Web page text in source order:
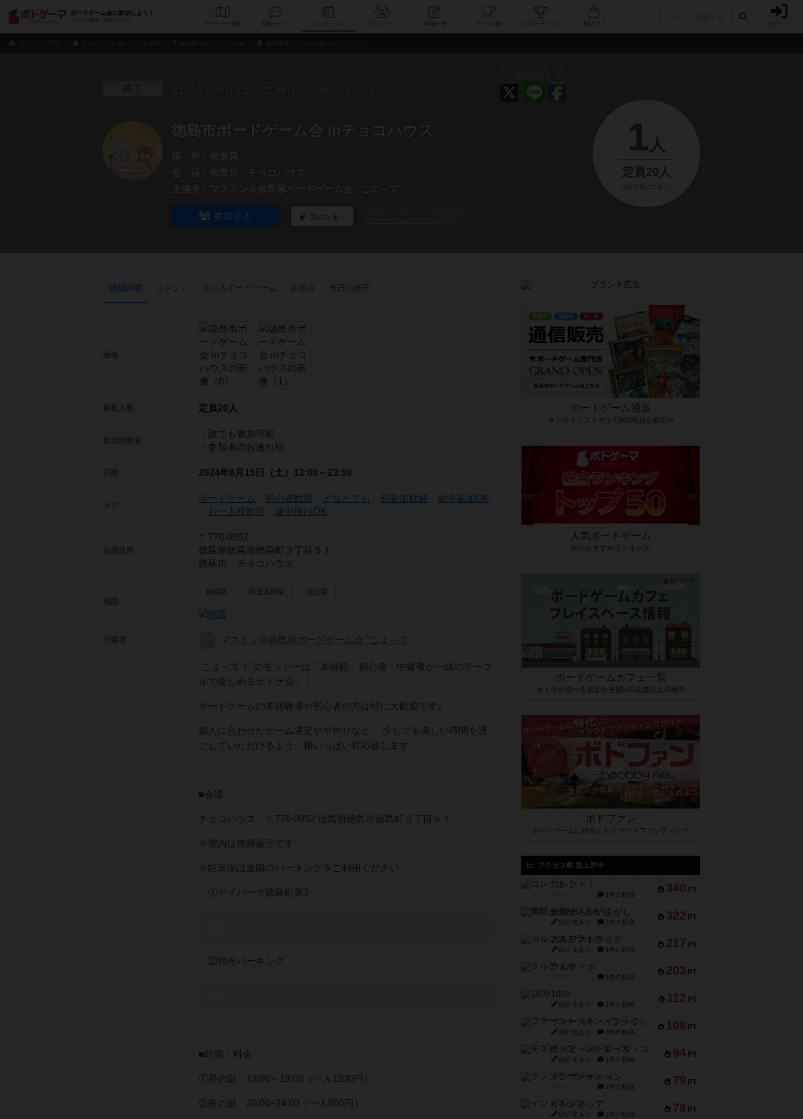
ボードゲーム会に参加しよう！
イベント作成・参加サービス
データベース 新着レビュー コミュニティ 人気ボードゲーム ログイン
徳島市ボードゲーム会 inチョコハウス
場 所：
徳島県
会 場：
徳島市 チョコハウス
主催者：
マスミン＠徳島県ボードゲーム会 "こよ～て"
参加する 気になる！
1 人
定員20人
（0人が気になる！）
詳細内容
定員20人
・誰でも参加可能
・参加者のお連れ様
2024年6月15日（土） 13:00～23:59
ボードゲーム 初心者歓迎 どなたでも 初参加歓迎
途中参加OK
お一人様歓迎 途中抜けOK
〒770-0852
徳島県徳島市徳島町３丁目５１
徳島市 チョコハウス
徳島駅 阿波富田駅 佐古駅
マスミン＠徳島県ボードゲーム会 "こよ～て"
"こよ～て！"のモットーは「未経験・初心者・中級者が一緒のテーブ
ルで楽しめるボドゲ会」！
ボードゲームの未経験者や初心者の方は特に大歓迎です♪
個人に合わせたゲーム選定や卓作りなど、 少しでも楽しい時間を過
ごしていただけるよう、精いっぱい対応致します。
■会場
チョコハウス 〒770-0852 徳島県徳島市徳島町３丁目５１
※室内は禁煙厳守です
※駐車場は近隣のパーキングをご利用ください
①デイパーク徳島町第3
②和光パーキング
■時間・料金
①昼の部 13:00～19:00（一人1200円）
②夜の部 20:00~24:00（一人800円）
ボードゲーム通販
オンラインストアで7,500商品を販売中
人気ボードゲーム
総合おすすめランキング
ボードゲームカフェ一覧
ボドゲが遊べる店舗を全国500店舗以上掲載中
ボドファン
ボードゲームに特化したクラウドファンディング
アクセス数 急上昇中
340 PT
コレクト！
1件の投稿
322 PT
無限まちがいさがし
紹介文あり 2件の投稿
217 PT
ガルフストライク
紹介文あり 1件の投稿
203 PT
クルティボ
1件の投稿
112 PT
1809
紹介文あり 1件の投稿
108 PT
ファースト・イン・フライト
紹介文あり 3件の投稿
94 PT
モズビ－ズ・レイダ－ズ
紹介文あり 1件の投稿
79 PT
テンプテーション
2件の投稿
78 PT
インドネシア
紹介文あり 2件の投稿